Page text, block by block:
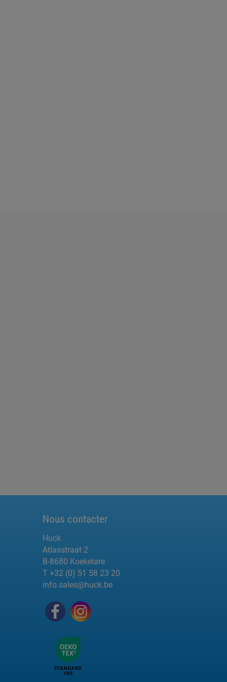
Nous contacter
Huck
Atlasstraat 2
B-8680 Koekelare
T +32 (0) 51 58 23 20
info.sales@huck.be